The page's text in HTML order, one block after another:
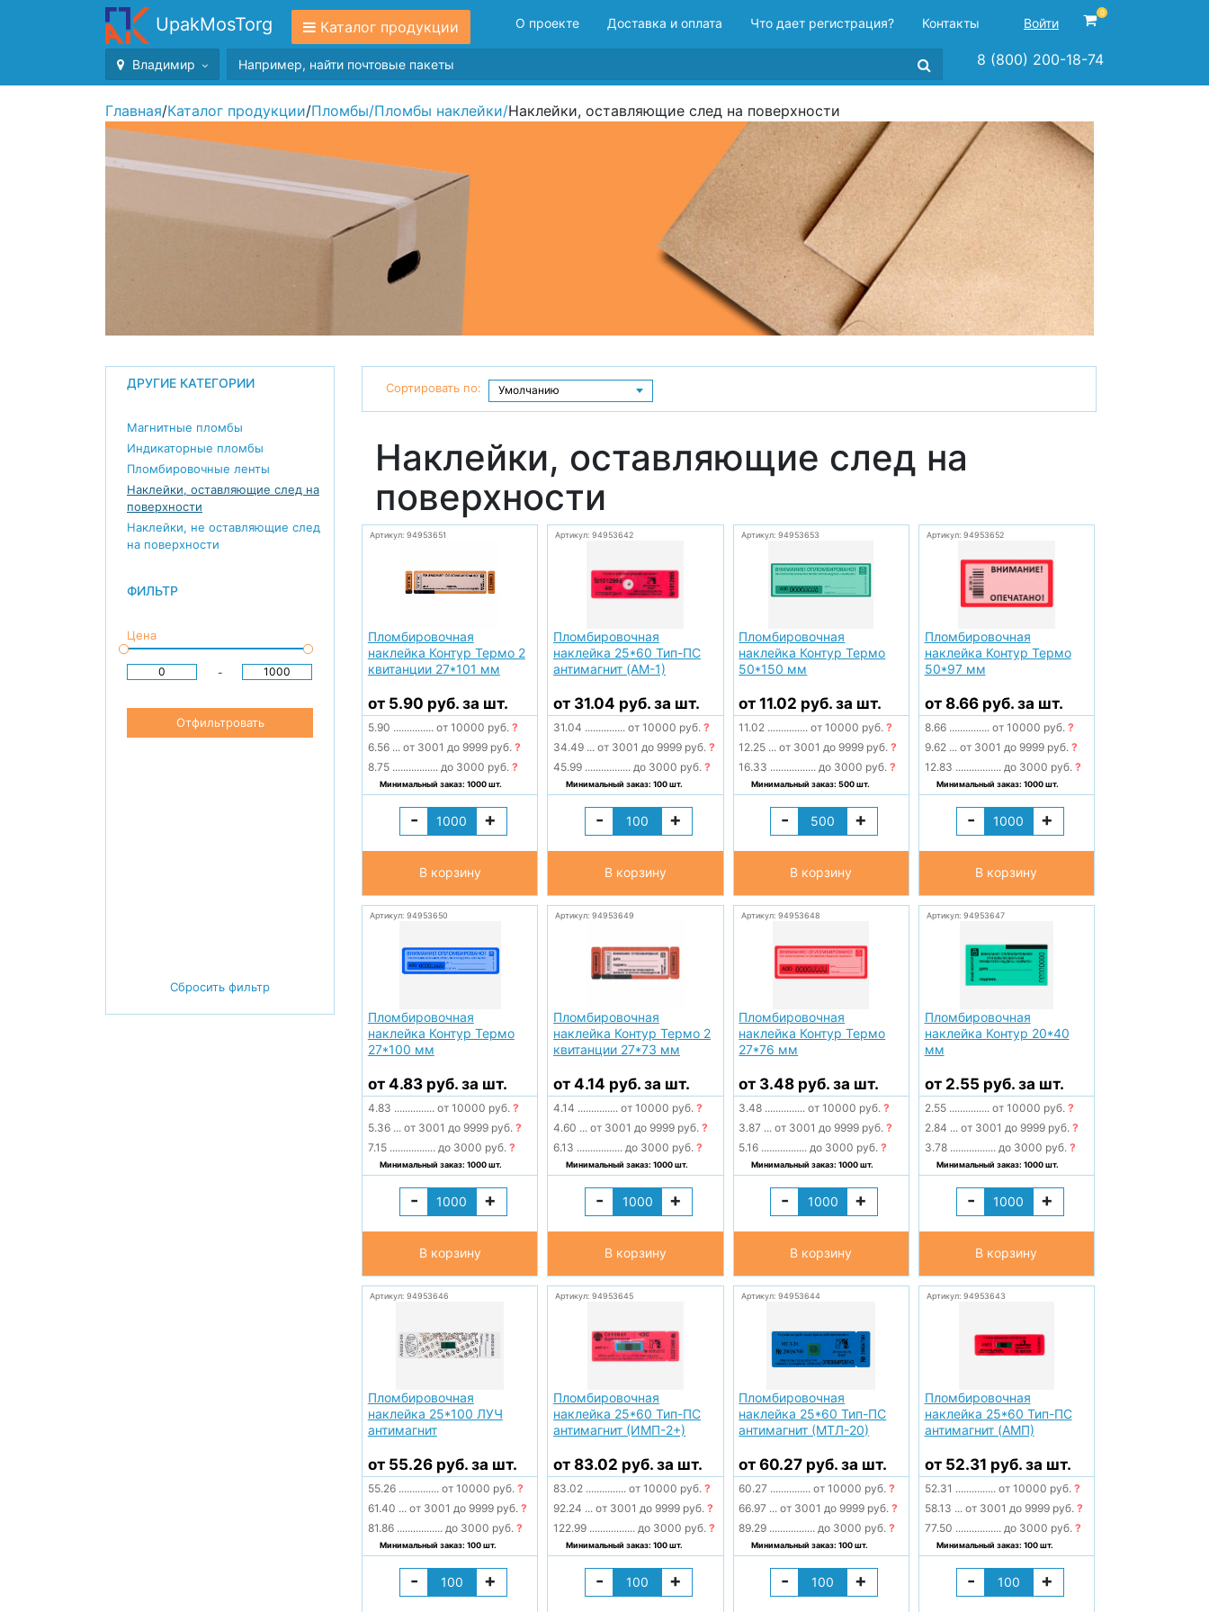
UpakMosTorg Каталог продукции О проекте Доставка и оплата Что дает регистрация? Контакты Войти
0
Владимир 8 (800) 200-18-74
Главная/Каталог продукции/Пломбы/Пломбы наклейки/Наклейки, оставляющие след на поверхности
ДРУГИЕ КАТЕГОРИИ
Магнитные пломбы
Индикаторные пломбы
Пломбировочные ленты
Наклейки, оставляющие след на
поверхности
Наклейки, не оставляющие след
на поверхности
ФИЛЬТР
Цена
-
Отфильтровать
Сбросить фильтр
Сортировать по:
Наклейки, оставляющие след на
поверхности
Артикул: 94953651
Пломбировочная
наклейка Контур Термо 2
квитанции 27*101 мм
от 5.90 руб. за шт.
5.90 ............... от 10000 руб. ?
6.56 ... от 3001 до 9999 руб. ?
8.75 ................. до 3000 руб. ?
Минимальный заказ: 1000 шт.
- +
В корзину
Артикул: 94953642
Пломбировочная
наклейка 25*60 Тип-ПС
антимагнит (AМ-1)
от 31.04 руб. за шт.
31.04 ............... от 10000 руб.?
34.49 ... от 3001 до 9999 руб.?
45.99 ................. до 3000 руб.?
Минимальный заказ: 100 шт.
- +
В корзину
Артикул: 94953653
Пломбировочная
наклейка Контур Термо
50*150 мм
от 11.02 руб. за шт.
11.02 ............... от 10000 руб.?
12.25 ... от 3001 до 9999 руб.?
16.33 ................. до 3000 руб.?
Минимальный заказ: 500 шт.
- +
В корзину
Артикул: 94953652
Пломбировочная
наклейка Контур Термо
50*97 мм
от 8.66 руб. за шт.
8.66 ............... от 10000 руб. ?
9.62 ... от 3001 до 9999 руб. ?
12.83 ................. до 3000 руб. ?
Минимальный заказ: 1000 шт.
- +
В корзину
Артикул: 94953650
Пломбировочная
наклейка Контур Термо
27*100 мм
от 4.83 руб. за шт.
4.83 ............... от 10000 руб. ?
5.36 ... от 3001 до 9999 руб. ?
7.15 ................. до 3000 руб. ?
Минимальный заказ: 1000 шт.
- +
В корзину
Артикул: 94953649
Пломбировочная
наклейка Контур Термо 2
квитанции 27*73 мм
от 4.14 руб. за шт.
4.14 ............... от 10000 руб.?
4.60 ... от 3001 до 9999 руб.?
6.13 ................. до 3000 руб.?
Минимальный заказ: 1000 шт.
- +
В корзину
Артикул: 94953648
Пломбировочная
наклейка Контур Термо
27*76 мм
от 3.48 руб. за шт.
3.48 ............... от 10000 руб.?
3.87 ... от 3001 до 9999 руб.?
5.16 ................. до 3000 руб.?
Минимальный заказ: 1000 шт.
- +
В корзину
Артикул: 94953647
Пломбировочная
наклейка Контур 20*40
мм
от 2.55 руб. за шт.
2.55 ............... от 10000 руб. ?
2.84 ... от 3001 до 9999 руб. ?
3.78 ................. до 3000 руб. ?
Минимальный заказ: 1000 шт.
- +
В корзину
Артикул: 94953646
Пломбировочная
наклейка 25*100 ЛУЧ
антимагнит
от 55.26 руб. за шт.
55.26 ............... от 10000 руб. ?
61.40 ... от 3001 до 9999 руб. ?
81.86 ................. до 3000 руб. ?
Минимальный заказ: 100 шт.
- +
Артикул: 94953645
Пломбировочная
наклейка 25*60 Тип-ПС
антимагнит (ИМП-2+)
от 83.02 руб. за шт.
83.02 ............... от 10000 руб.?
92.24 ... от 3001 до 9999 руб.?
122.99 ................. до 3000 руб.?
Минимальный заказ: 100 шт.
- +
Артикул: 94953644
Пломбировочная
наклейка 25*60 Тип-ПС
антимагнит (МТЛ-20)
от 60.27 руб. за шт.
60.27 ............... от 10000 руб.?
66.97 ... от 3001 до 9999 руб.?
89.29 ................. до 3000 руб.?
Минимальный заказ: 100 шт.
- +
Артикул: 94953643
Пломбировочная
наклейка 25*60 Тип-ПС
антимагнит (AMП)
от 52.31 руб. за шт.
52.31 ............... от 10000 руб. ?
58.13 ... от 3001 до 9999 руб. ?
77.50 ................. до 3000 руб. ?
Минимальный заказ: 100 шт.
- +